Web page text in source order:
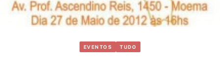
EVENTOS TUDO